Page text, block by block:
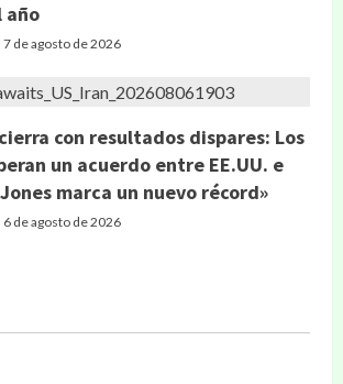
año
7 de agosto de 2026
con resultados dispares: Los
un acuerdo entre EE.UU. e
marca un nuevo récord»
6 de agosto de 2026